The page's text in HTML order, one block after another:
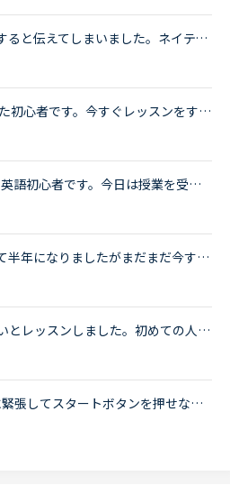
先生との授業はとても緊張すると伝えてしまいました。ネイティブキャンプに参加して半年以上が経ちますが、選ぶ先生は基本的に同性且つ同じアジア人であるフィリピン人男性です。というのも白人の先生、特に白人...
レッスンを10回ほど経験した初心者です。今すぐレッスンをする、のボタンがなかなか押せません決心が必要です。この先生と思ったらすぐ押せばいいものを躊躇っています。だんだん慣れてすぐにボタンを押せるよう...
先日NCに入会したばかりの英語初心者です。今日は授業を受ける！と思っていても、どうしても緊張してしまいまだ一回も授業を受けられていません...。キャラクターの先生ですら緊張してしまい、ボタンが押せません...
ネイティブキャンプを始めて半年になりましたがまだまだ今すぐレッスンのボタンがスッと押せません(緊張のため）ここで皆さんのアドバイスを見ていると、お気に入りの先生を作ればいいとありましたが、私は同じ先...
はじめたばかりで３人ぐらいとレッスンしました。初めての人に行くのも緊張してボタンが押せなかったり前回話した人ともまた今日も来たの？と思われそうでなかなかクリックする勇気が出ないです。
私は異性とLessonするのに緊張してスタートボタンを押せないので、カメラオフでやろうかと思ってるのですが、オフだと先生が雑になったりテンション下がった雰囲気になったりしますか？みなさんはやったことあり...